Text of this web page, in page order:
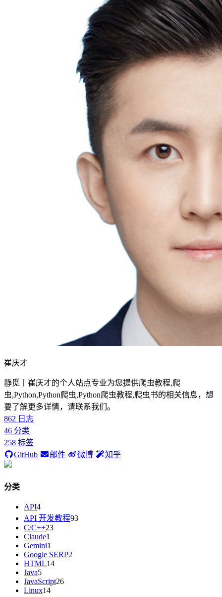
崔庆才
静觅丨崔庆才的个人站点专业为您提供爬虫教程,爬
虫,Python,Python爬虫,Python爬虫教程,爬虫书的相关信息，想
要了解更多详情，请联系我们。
862 日志
46 分类
258 标签
GitHub
邮件 微博 知乎
分类
API4
API 开发教程93
C/C++23
Claude1
Gemini1
Google SERP2
HTML14
Java5
JavaScript26
Linux14